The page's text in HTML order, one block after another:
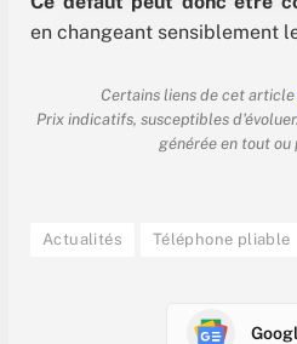
en changeant sensiblement
Certains liens de cet article
Prix indicatifs, susceptibles
générée en tout ou
Actualités Téléphone pliable